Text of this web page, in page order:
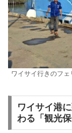
ワイサイ行きのフェ
ワイサイ港
わる「観光